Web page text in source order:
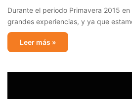
Durante el periodo Primavera 2015
grandes experiencias, y ya que
Leer más »